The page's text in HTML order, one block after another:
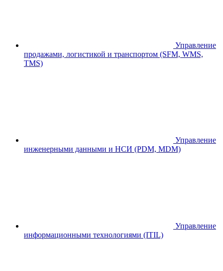
Управление
продажами, логистикой и транспортом (SFM, WMS,
TMS)
Управление
инженерными данными и НСИ (PDM, MDM)
Управление
информационными технологиями (ITIL)